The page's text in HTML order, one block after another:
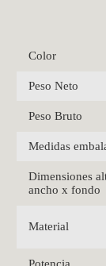
Color
Peso Neto
Peso Bruto
Medidas
Dimensiones
ancho x fondo
Material
Potencia